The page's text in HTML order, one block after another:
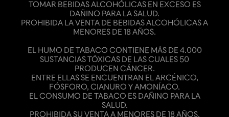
TOMAR BEBIDAS ALCOHÓLICAS EN EXCESO ES
DAÑINO PARA LA SALUD.
PROHIBIDA LA VENTA DE BEBIDAS ALCOHÓLICAS A
MENORES DE 18 AÑOS.
EL HUMO DE TABACO CONTIENE MÁS DE 4.000
SUSTANCIAS TÓXICAS DE LAS CUALES 50
PRODUCEN CÁNCER.
ENTRE ELLAS SE ENCUENTRAN EL ARCÉNICO,
FÓSFORO, CIANURO Y AMONÍACO.
EL CONSUMO DE TABACO ES DAÑINO PARA LA
SALUD.
PROHIBIDA SU VENTA A MENORES DE 18 AÑOS.